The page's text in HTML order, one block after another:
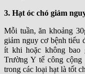
3. Hạt óc chó giảm
Mỗi tuần, ăn khoảng
giảm nguy cơ bệnh tiểu
ít khi hoặc không bao
Trường Y tế công
trong các loại hạt là tốt